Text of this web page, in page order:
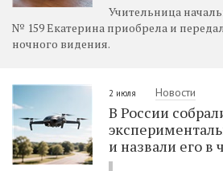
Учительница
№ 159 Екатерина приобрела и
ночного видения.
2 июля Новости
В России
и назвали его в